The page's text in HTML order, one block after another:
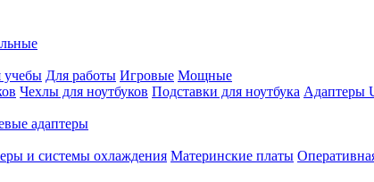
учебы Для работы Игровые Мощные
Чехлы для ноутбуков Подставки для ноутбука Адаптеры
адаптеры
и системы охлаждения Материнские платы